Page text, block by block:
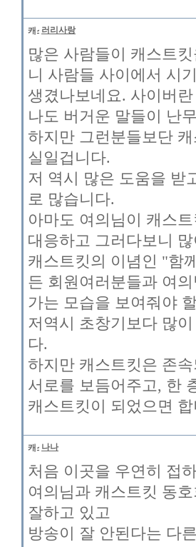
러리사랑
많은 사람들이 캐스트
니 사람들 사이에서 시
생겼나보네요. 사이버
나도 버거운 말들이 난
하지만 그런분들보단
실일겁니다.
저 역시 많은 도움을 받
로 많습니다.
아마도 여의님이 캐스
대응하고 그러다보니
캐스트킷의 이념인 "함
든 회원여러분들과 여
가는 모습을 보여줘야
저역시 초창기보다 많
다.
하지만 캐스트킷은 존
서로를 보듬어주고, 한
캐스트킷이 되었으면
나나
처음 이곳을 우연히 접
여의님과 캐스트킷 동
잘하고 있고
방송이 잘 안된다는 다